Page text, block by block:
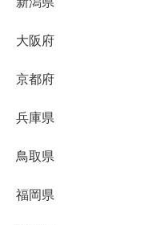
大阪府
京都府
兵庫県
鳥取県
福岡県